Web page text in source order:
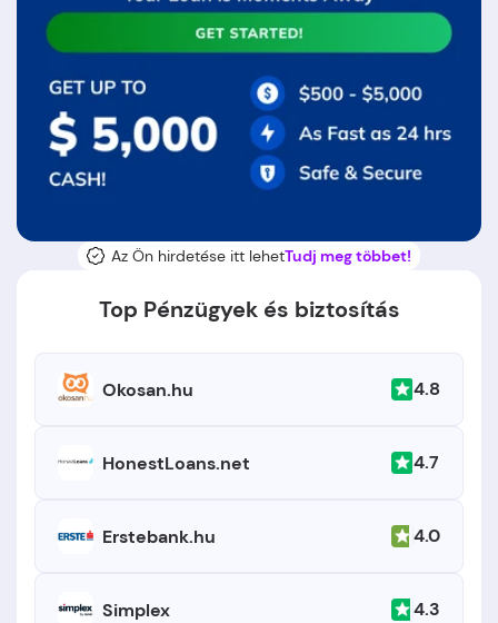
Az Ön hirdetése itt lehetTudj meg többet!
Top Pénzügyek és biztosítás
Okosan.hu 4.8
HonestLoans.net 4.7
Erstebank.hu 4.0
Simplex 4.3